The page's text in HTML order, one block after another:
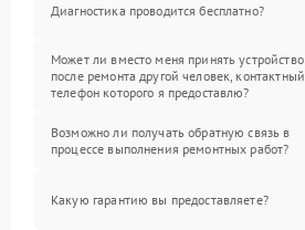
Диагностика проводится бесплатно?
Может ли вместо меня принять устройство
после ремонта другой человек, контактный
телефон которого я предоставлю?
Возможно ли получать обратную связь в
процессе выполнения ремонтных работ?
Какую гарантию вы предоставляете?